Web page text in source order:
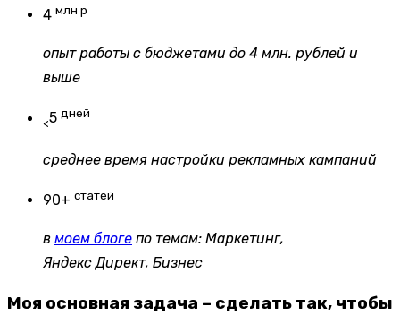
4 млн р
опыт работы с бюджетами до 4 млн. рублей и
выше
<5 дней
среднее время настройки рекламных кампаний
90+ статей
в моем блоге по темам: Маркетинг,
Яндекс Директ, Бизнес
Моя основная задача – сделать так, чтобы